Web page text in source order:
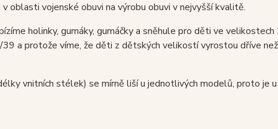
oblasti vojenské obuvi na výrobu obuvi v nejvyšší kvalitě.
holinky, gumáky, gumáčky a sněhule pro děti ve
a protože víme, že děti z dětských velikostí vyrostou dříve než
vnitních stélek) se mírně liší u jednotlivých modelů, proto je